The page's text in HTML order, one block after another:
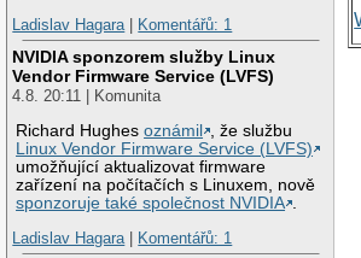
Ladislav Hagara| Komentářů: 1
NVIDIA sponzorem služby Linux
Vendor Firmware Service (LVFS)
4.8. 20:11 | Komunita
Richard Hughesoznámil
, že službu
Linux Vendor Firmware Service (LVFS)
umožňující aktualizovat firmware
zařízení na počítačích s Linuxem, nově
sponzoruje také společnost NVIDIA
Ladislav Hagara| Komentářů: 1